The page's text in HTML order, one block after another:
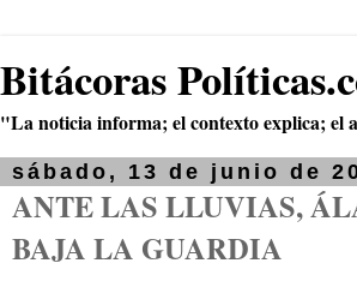
Bitácoras
"La noticia informa; el contexto explica; el
sábado, 13 de junio de
ANTE LAS LLUVIAS,
BAJA LA GUARDIA